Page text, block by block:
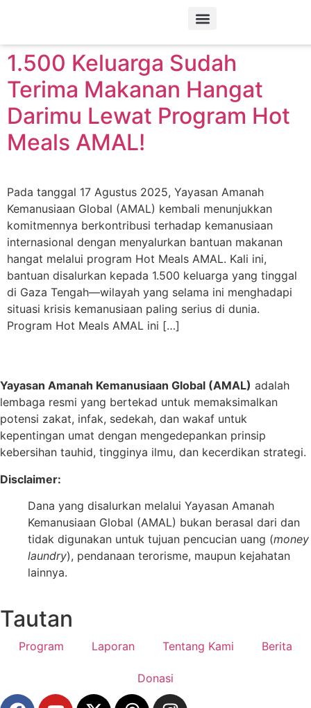
Hot Meals
1.500 Keluarga Sudah
Terima Makanan Hangat
Darimu Lewat Program Hot
Meals AMAL!
Pada tanggal 17 Agustus 2025, Yayasan Amanah
Kemanusiaan Global (AMAL) kembali menunjukkan
komitmennya berkontribusi terhadap kemanusiaan
internasional dengan menyalurkan bantuan makanan
hangat melalui program Hot Meals AMAL. Kali ini,
bantuan disalurkan kepada 1.500 keluarga yang tinggal
di Gaza Tengah—wilayah yang selama ini menghadapi
situasi krisis kemanusiaan paling serius di dunia.
Program Hot Meals AMAL ini […]
Yayasan Amanah Kemanusiaan Global (AMAL) adalah
lembaga resmi yang bertekad untuk memaksimalkan
potensi zakat, infak, sedekah, dan wakaf untuk
kepentingan umat dengan mengedepankan prinsip
kebersihan tauhid, tingginya ilmu, dan kecerdikan strategi.
Disclaimer:
Dana yang disalurkan melalui Yayasan Amanah
Kemanusiaan Global (AMAL) bukan berasal dari dan
tidak digunakan untuk tujuan pencucian uang (money
laundry), pendanaan terorisme, maupun kejahatan
lainnya.
Tautan
Program Laporan Tentang Kami Berita
Donasi